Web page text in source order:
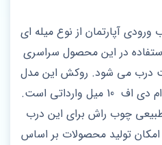
ورودی آپارتمان از نوع میله ای
در این محصول سراسری
درب می شود. روکش این مدل
میل وارداتی است.
چوب راش برای این درب
امکان تولید محصولات بر اساس